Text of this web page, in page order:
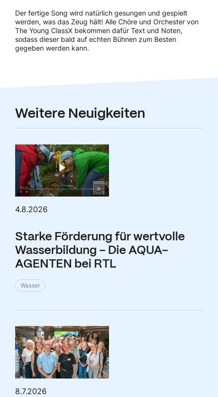
Der fertige Song wird natürlich gesungen und gespielt
werden, was das Zeug hält! Alle Chöre und Orchester von
The Young ClassX bekommen dafür Text und Noten,
sodass dieser bald auf echten Bühnen zum Besten
gegeben werden kann.
Weitere Neuigkeiten
4.8.2026
Starke Förderung für wertvolle
Wasserbildung – Die AQUA-
AGENTEN bei RTL
Wasser
8.7.2026